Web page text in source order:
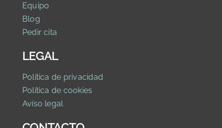
Equipo
Blog
Pedir cita
LEGAL
Política de privacidad
Política de cookies
Avíso legal